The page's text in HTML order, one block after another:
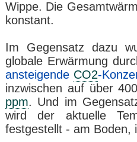
Wippe. Die
konstant.
Im Gegensatz dazu
globale Erwärmung
ansteigende CO2-
inzwischen auf über
ppm. Und im
wird der aktuelle
festgestellt - am Boden,